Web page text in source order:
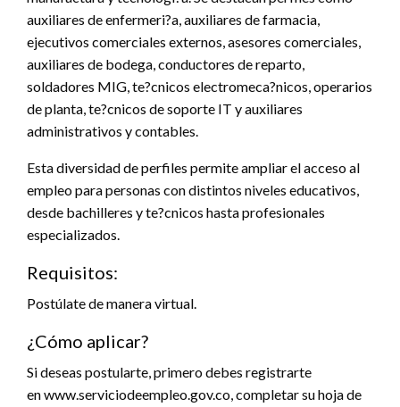
auxiliares de enfermeri?a, auxiliares de farmacia,
ejecutivos comerciales externos, asesores comerciales,
auxiliares de bodega, conductores de reparto,
soldadores MIG, te?cnicos electromeca?nicos, operarios
de planta, te?cnicos de soporte IT y auxiliares
administrativos y contables.
Esta diversidad de perfiles permite ampliar el acceso al
empleo para personas con distintos niveles educativos,
desde bachilleres y te?cnicos hasta profesionales
especializados.
Requisitos:
Postúlate de manera virtual.
¿Cómo aplicar?
Si deseas postularte, primero debes registrarte
en www.serviciodeempleo.gov.co, completar su hoja de